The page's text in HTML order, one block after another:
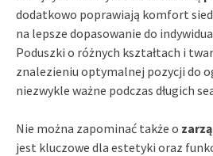
dodatkowo poprawiają komfort
na lepsze dopasowanie do
Poduszki o różnych kształtach i
znalezieniu optymalnej pozycji do
niezwykle ważne podczas długich
Nie można zapominać także o
jest kluczowe dla estetyki oraz